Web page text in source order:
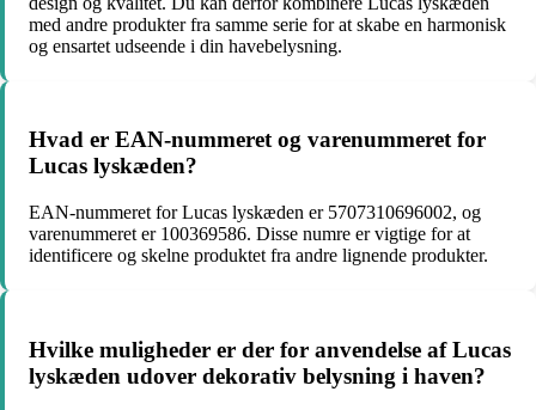
med andre produkter fra samme serie for at skabe en harmonisk
og ensartet udseende i din havebelysning.
Hvad er EAN-nummeret og varenummeret for
Lucas lyskæden?
EAN-nummeret for Lucas lyskæden er 5707310696002, og
varenummeret er 100369586. Disse numre er vigtige for at
identificere og skelne produktet fra andre lignende produkter.
Hvilke muligheder er der for anvendelse af Lucas
lyskæden udover dekorativ belysning i haven?